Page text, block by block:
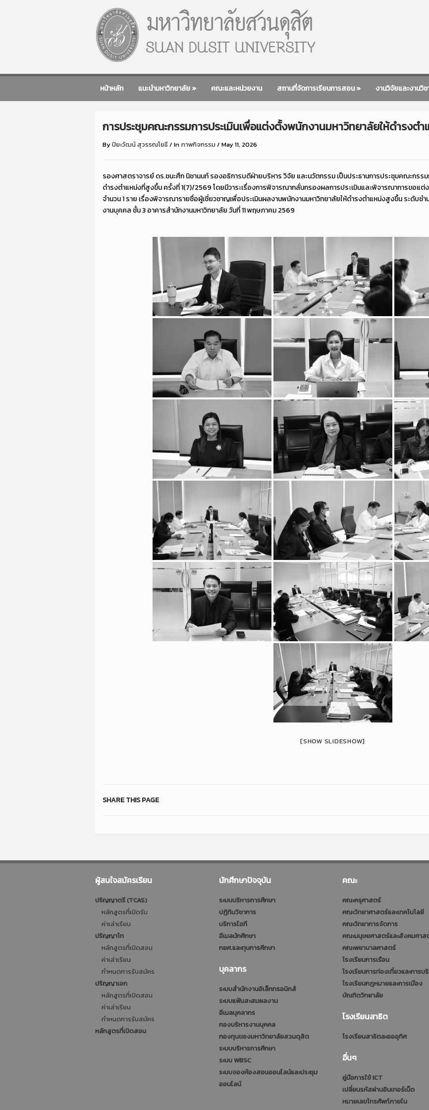
หน้าหลัก แนะนำมหาวิทยาลัย» คณะและหน่วยงาน สถานที่จัดการเรียนการสอน» งานวิจัยและงานวิช
การประชุมคณะกรรมการประเมินเพื่อแต่งตั้งพนักงานมหาวิทยาลัยให้ดำรงต
Byปิยะวัฒน์ สุวรรณโยธี/ Inภาพกิจกรรม / May 11, 2026
รองศาสตราจารย์ ดร.ชนะศึก นิชานนท์ รองอธิการบดีฝ่ายบริหาร วิจัย และนวัตกรรม เป็นประธานการประชุมคณะกรร
ดำรงตำแหน่งที่สูงขึ้น ครั้งที่ 1(7)/2569 โดยมีวาระเรื่องการพิจารณากลั่นกรองผลการประเมินและพิจารณาการขอแ
จำนวน 1 ราย เรื่องพิจารณารายชื่อผู้เชี่ยวชาญเพื่อประเมินผลงานพนักงานมหาวิทยาลัยให้ดำรงตำแหน่งสูงขึ้น ระดับช
งานบุคคล ชั้น 3 อาคารสำนักงานมหาวิทยาลัย วันที่ 11 พฤษภาคม 2569
[SHOW SLIDESHOW]
SHARE THIS PAGE
ผู้สนใจสมัครเรียน
ปริญญาตรี (TCAS)
หลักสูตรที่เปิดรับ
ค่าเล่าเรียน
ปริญญาโท
หลักสูตรที่เปิดสอน
ค่าเล่าเรียน
กำหนดการรับสมัคร
ปริญญาเอก
หลักสูตรที่เปิดสอน
ค่าเล่าเรียน
กำหนดการรับสมัคร
หลักสูตรที่เปิดสอน
นักศึกษาปัจจุบัน
ระบบบริหารการศึกษา
ปฎิทินวิชาการ
บริการไอที
อีเมลนักศึกษา
กยศ.และทุนการศึกษา
บุคลากร
ระบบสำนักงานอิเล็กทรอนิกส์
ระบบแฟ้มสะสมผลงาน
อีเมลบุคลากร
กองบริหารงานบุคคล
กองทุนของมหาวิทยาลัยสวนดุสิต
ระบบบริหารการศึกษา
ระบบ WBSC
ระบบจองห้องสอนออนไลน์และประชุม
ออนไลน์
คณะ
คณะครุศาสตร์
คณะวิทยาศาสตร์และเทคโนโลยี
คณะวิทยาการจัดการ
คณะมนุษยศาสตร์และสังคมศาส
คณะพยาบาลศาสตร์
โรงเรียนการเรือน
โรงเรียนการท่องเที่ยวและการบ
โรงเรียนกฎหมายและการเมือง
บัณฑิตวิทยาลัย
โรงเรียนสาธิต
โรงเรียนสาธิตละอออุทิศ
อื่นๆ
คู่มือการใช้ ICT
เปลี่ยนรหัสผ่านอินเทอร์เน็ต
หมายเลขโทรศัพท์ภายใน